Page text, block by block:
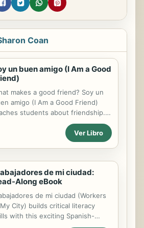
Coan
un buen amigo (I Am a Good
makes a good friend? Soy un
amigo (I Am a Good Friend)
students about friendship.
clear, text-supported images
simple, repetitive sentences will
students in reading as they
For use in the classroom
at home, this Spanish book
a glossary and index to
informational text features
readers and provide
reading support.
Ver Libro
de mi ciudad:
Along eBook
de mi ciudad (Workers
City) builds critical literacy
with this exciting Spanish-
nonfiction reader. Engage